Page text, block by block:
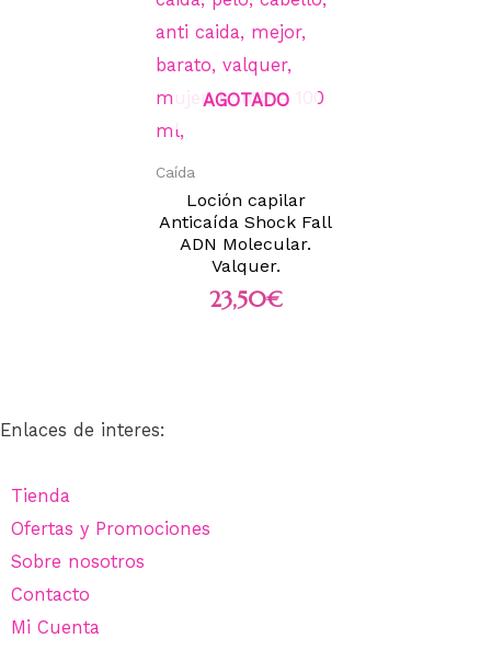
AGOTADO
Caída
Loción capilar
Anticaída Shock Fall
ADN Molecular.
Valquer.
23,50€
Enlaces de interes:
Tienda
Ofertas y Promociones
Sobre nosotros
Contacto
Mi Cuenta